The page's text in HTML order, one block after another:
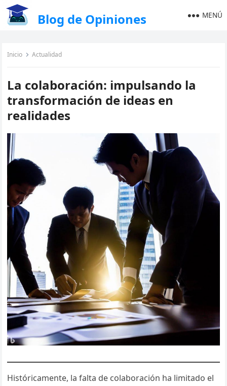
Blog de Opiniones MENÚ
Inicio Actualidad
La colaboración: impulsando la
transformación de ideas en
realidades
Históricamente, la falta de colaboración ha limitado el